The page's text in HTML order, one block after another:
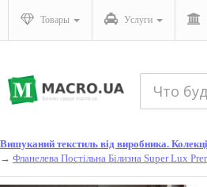
Товары Услуги
Вишуканий текстиль від виробника.
→ Фланелева Постільна Білизна Super Lux